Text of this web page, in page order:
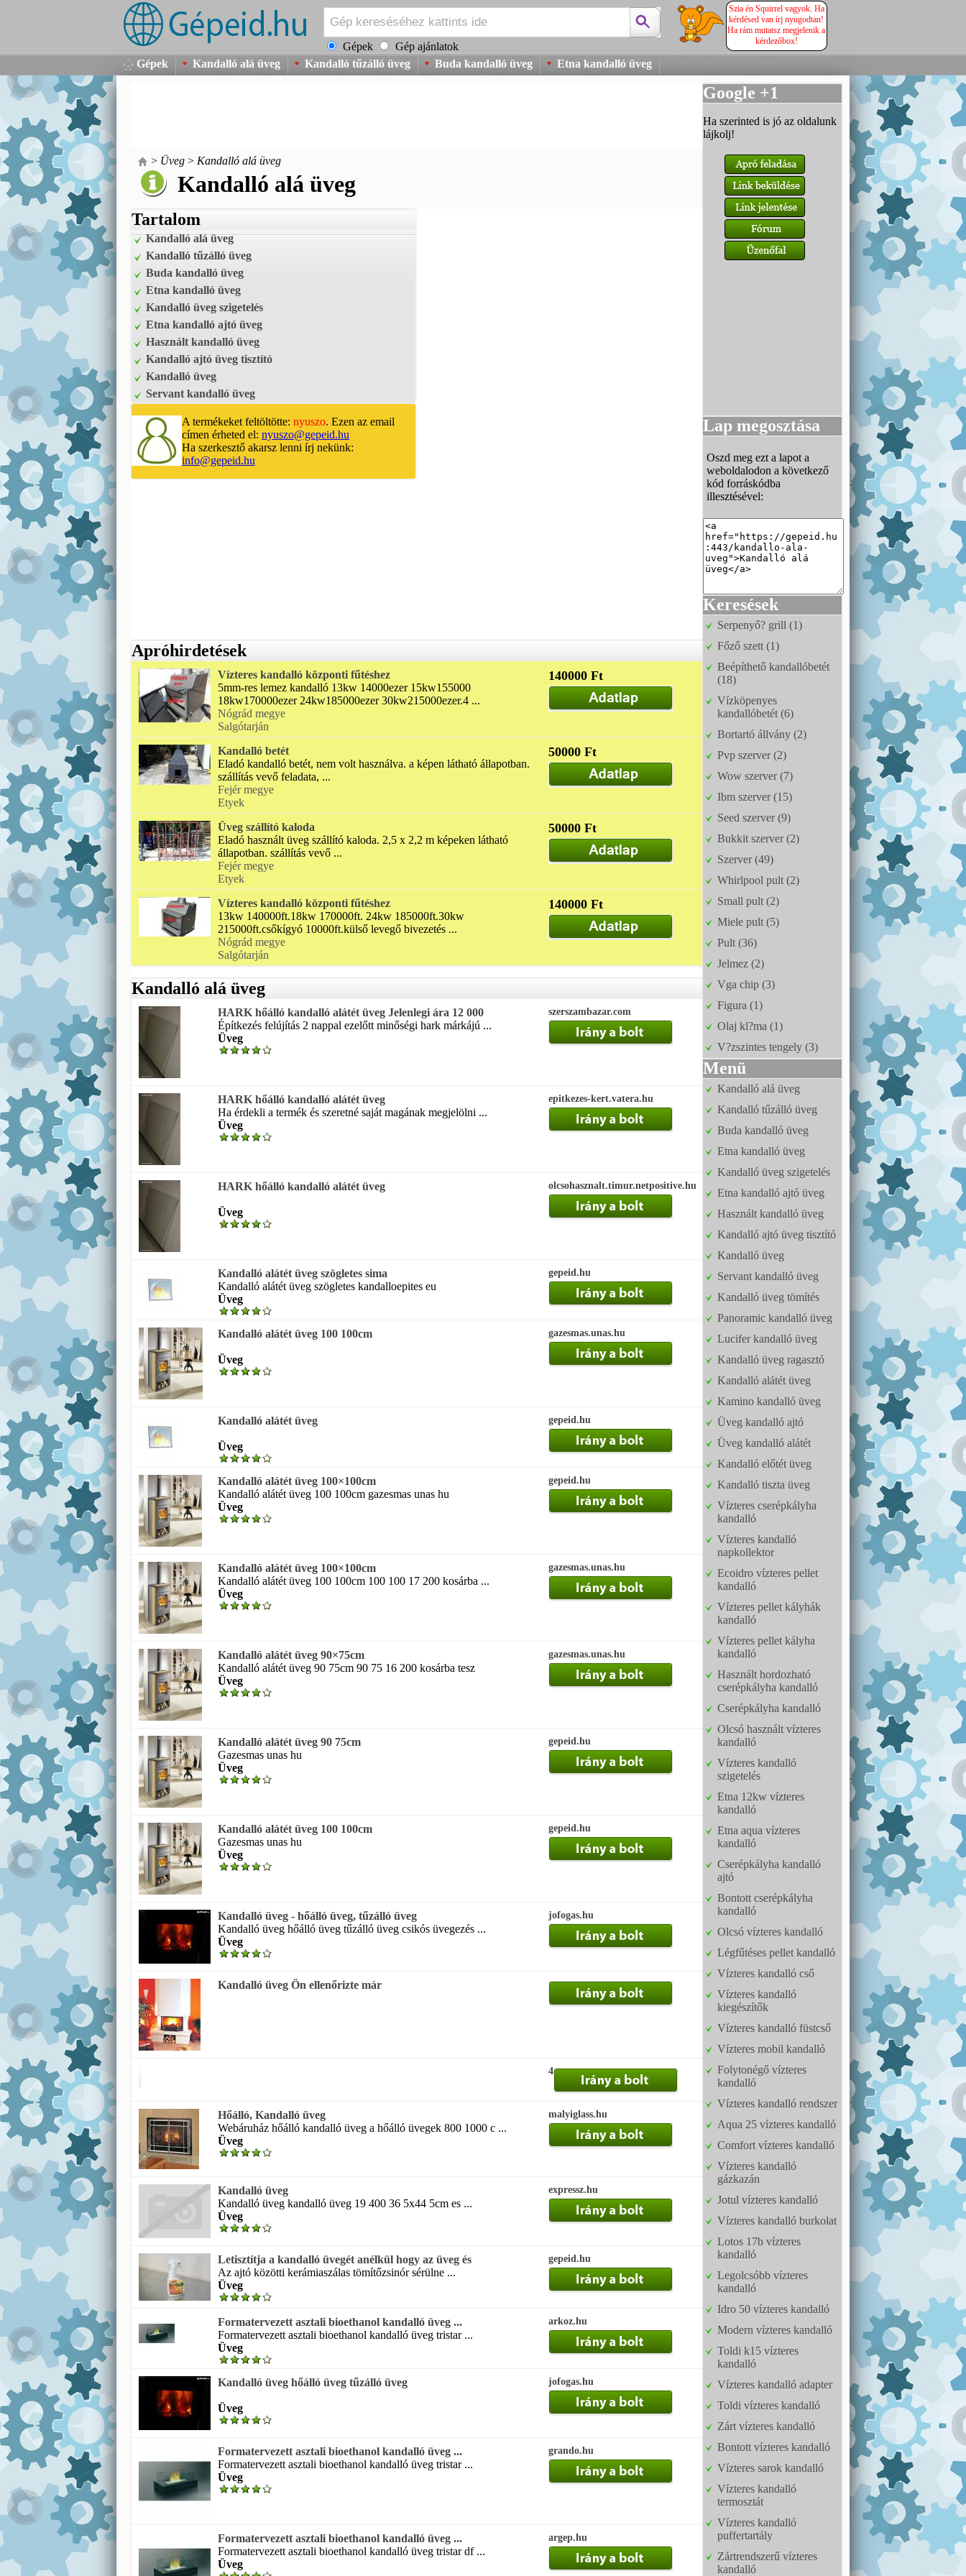
Gépek Gép ajánlatok
Szia én Squirrel vagyok. Ha
kérdésed van írj nyugodtan!
Ha rám mutatsz megjelenik a
kérdezőbox!
Gépek Kandalló alá üveg Kandalló tűzálló üveg Buda kandalló üveg Etna kandalló üveg
> Üveg > Kandalló alá üveg
Kandalló alá üveg
Tartalom
Kandalló alá üveg
Kandalló tűzálló üveg
Buda kandalló üveg
Etna kandalló üveg
Kandalló üveg szigetelés
Etna kandalló ajtó üveg
Használt kandalló üveg
Kandalló ajtó üveg tisztító
Kandalló üveg
Servant kandalló üveg
A termékeket feltöltötte: nyuszo. Ezen az email
címen érheted el: nyuszo@gepeid.hu
Ha szerkesztő akarsz lenni írj nekünk:
info@gepeid.hu
Apróhirdetések
Vízteres kandalló központi fűtéshez
5mm-res lemez kandalló 13kw 14000ezer 15kw155000
18kw170000ezer 24kw185000ezer 30kw215000ezer.4 ...
Nógrád megye
Salgótarján
140000 Ft
Kandalló betét
Eladó kandalló betét, nem volt használva. a képen látható állapotban.
szállítás vevő feladata, ...
Fejér megye
Etyek
50000 Ft
Üveg szállító kaloda
Eladó használt üveg szállító kaloda. 2,5 x 2,2 m képeken látható
állapotban. szállítás vevő ...
Fejér megye
Etyek
50000 Ft
Vízteres kandalló központi fűtéshez
13kw 140000ft.18kw 170000ft. 24kw 185000ft.30kw
215000ft.csőkígyó 10000ft.külső levegő bivezetés ...
Nógrád megye
Salgótarján
140000 Ft
Kandalló alá üveg
HARK hőálló kandalló alátét üveg Jelenlegi ára 12 000
Építkezés felújítás 2 nappal ezelőtt minőségi hark márkájú ...
Üveg
szerszambazar.com
HARK hőálló kandalló alátét üveg
Ha érdekli a termék és szeretné saját magának megjelölni ...
Üveg
epitkezes-kert.vatera.hu
HARK hőálló kandalló alátét üveg
Üveg
olcsohasznalt.timur.netpositive.hu
Kandalló alátét üveg szögletes sima
Kandalló alátét üveg szögletes kandalloepites eu
Üveg
gepeid.hu
Kandalló alátét üveg 100 100cm
Üveg
gazesmas.unas.hu
Kandalló alátét üveg
Üveg
gepeid.hu
Kandalló alátét üveg 100×100cm
Kandalló alátét üveg 100 100cm gazesmas unas hu
Üveg
gepeid.hu
Kandalló alátét üveg 100×100cm
Kandalló alátét üveg 100 100cm 100 100 17 200 kosárba ...
Üveg
gazesmas.unas.hu
Kandalló alátét üveg 90×75cm
Kandalló alátét üveg 90 75cm 90 75 16 200 kosárba tesz
Üveg
gazesmas.unas.hu
Kandalló alátét üveg 90 75cm
Gazesmas unas hu
Üveg
gepeid.hu
Kandalló alátét üveg 100 100cm
Gazesmas unas hu
Üveg
gepeid.hu
Kandalló üveg - hőálló üveg, tűzálló üveg
Kandalló üveg hőálló üveg tűzálló üveg csikós üvegezés ...
Üveg
jofogas.hu
Kandalló üveg Ön ellenőrizte már
4
Hőálló, Kandalló üveg
Webáruház hőálló kandalló üveg a hőálló üvegek 800 1000 c ...
Üveg
malyiglass.hu
Kandalló üveg
Kandalló üveg kandalló üveg 19 400 36 5x44 5cm es ...
Üveg
expressz.hu
Letisztítja a kandalló üvegét anélkül hogy az üveg és
Az ajtó közötti kerámiaszálas tömítőzsinór sérülne ...
Üveg
gepeid.hu
Formatervezett asztali bioethanol kandalló üveg ...
Formatervezett asztali bioethanol kandalló üveg tristar ...
Üveg
arkoz.hu
Kandalló üveg hőálló üveg tűzálló üveg
Üveg
jofogas.hu
Formatervezett asztali bioethanol kandalló üveg ...
Formatervezett asztali bioethanol kandalló üveg tristar ...
Üveg
grando.hu
Formatervezett asztali bioethanol kandalló üveg ...
Formatervezett asztali bioethanol kandalló üveg tristar df ...
Üveg
argep.hu
Google +1
Ha szerinted is jó az oldalunk
lájkolj!
Lap megosztása
Oszd meg ezt a lapot a
weboldalodon a következő
kód forráskódba
illesztésével:
Keresések
Serpenyő? grill (1)
Főző szett (1)
Beépíthető kandallóbetét
(18)
Vízköpenyes
kandallóbetét (6)
Bortartó állvány (2)
Pvp szerver (2)
Wow szerver (7)
Ibm szerver (15)
Seed szerver (9)
Bukkit szerver (2)
Szerver (49)
Whirlpool pult (2)
Small pult (2)
Miele pult (5)
Pult (36)
Jelmez (2)
Vga chip (3)
Figura (1)
Olaj kl?ma (1)
V?zszintes tengely (3)
Menü
Kandalló alá üveg
Kandalló tűzálló üveg
Buda kandalló üveg
Etna kandalló üveg
Kandalló üveg szigetelés
Etna kandalló ajtó üveg
Használt kandalló üveg
Kandalló ajtó üveg tisztító
Kandalló üveg
Servant kandalló üveg
Kandalló üveg tömítés
Panoramic kandalló üveg
Lucifer kandalló üveg
Kandalló üveg ragasztó
Kandalló alátét üveg
Kamino kandalló üveg
Üveg kandalló ajtó
Üveg kandalló alátét
Kandalló előtét üveg
Kandalló tiszta üveg
Vízteres cserépkályha
kandalló
Vízteres kandalló
napkollektor
Ecoidro vízteres pellet
kandalló
Vízteres pellet kályhák
kandalló
Vízteres pellet kályha
kandalló
Használt hordozható
cserépkályha kandalló
Cserépkályha kandalló
Olcsó használt vízteres
kandalló
Vízteres kandalló
szigetelés
Etna 12kw vízteres
kandalló
Etna aqua vízteres
kandalló
Cserépkályha kandalló
ajtó
Bontott cserépkályha
kandalló
Olcsó vízteres kandalló
Légfűtéses pellet kandalló
Vízteres kandalló cső
Vízteres kandalló
kiegészítők
Vízteres kandalló füstcső
Vízteres mobil kandalló
Folytonégő vízteres
kandalló
Vízteres kandalló rendszer
Aqua 25 vízteres kandalló
Comfort vízteres kandalló
Vízteres kandalló
gázkazán
Jotul vízteres kandalló
Vízteres kandalló burkolat
Lotos 17b vízteres
kandalló
Legolcsóbb vízteres
kandalló
Idro 50 vízteres kandalló
Modern vízteres kandalló
Toldi k15 vízteres
kandalló
Vízteres kandalló adapter
Toldi vízteres kandalló
Zárt vízteres kandalló
Bontott vízteres kandalló
Vízteres sarok kandalló
Vízteres kandalló
termosztát
Vízteres kandalló
puffertartály
Zártrendszerű vízteres
kandalló